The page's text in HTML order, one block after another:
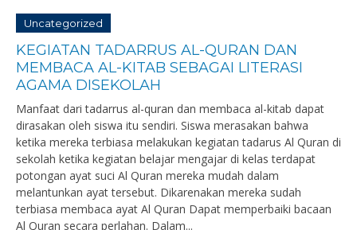
Uncategorized
KEGIATAN TADARRUS AL-QURAN DAN
MEMBACA AL-KITAB SEBAGAI LITERASI
AGAMA DISEKOLAH
Manfaat dari tadarrus al-quran dan membaca al-kitab dapat
dirasakan oleh siswa itu sendiri. Siswa merasakan bahwa
ketika mereka terbiasa melakukan kegiatan tadarus Al Quran di
sekolah ketika kegiatan belajar mengajar di kelas terdapat
potongan ayat suci Al Quran mereka mudah dalam
melantunkan ayat tersebut. Dikarenakan mereka sudah
terbiasa membaca ayat Al Quran Dapat memperbaiki bacaan
Al Quran secara perlahan. Dalam...